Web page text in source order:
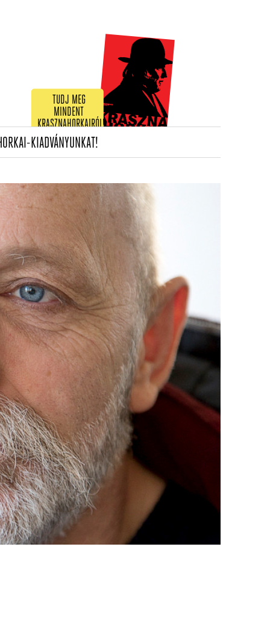
TUDJ MEG
MINDENT
KRASZNAHORKAIRÓL!
KIADVÁNYUNKAT!(CURRENT)